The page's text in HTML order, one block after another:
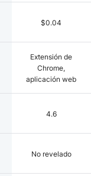
$0.04
Extensión de
Chrome,
aplicación web
4.6
No revelado